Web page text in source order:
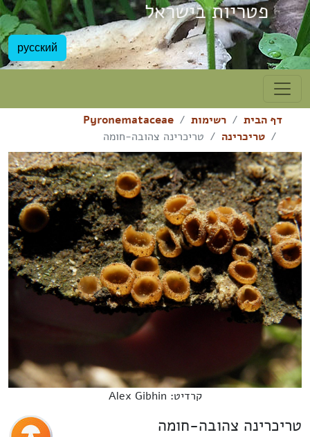
פטריות בישראל
русский
דף הבית רשימות
Pyronemataceae
טריכרינה
טריכרינה צהובה-חומה
קרדיט: Alex Gibhin
טריכרינה צהובה-חומה